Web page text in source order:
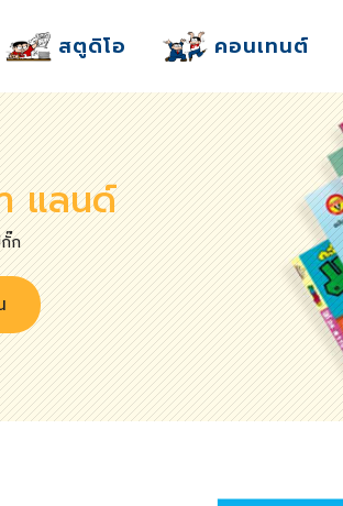
สตูดิโอ คอนเทนต์
แลนด์
ก